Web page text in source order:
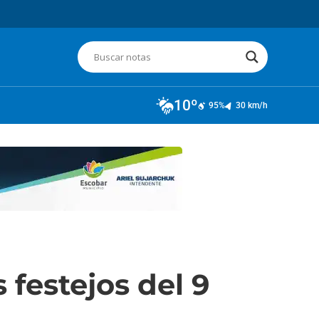
10º 95% 30 km/h
festejos del 9